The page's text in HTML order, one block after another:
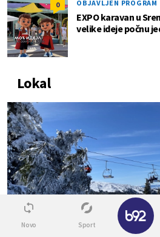
0 OBJAVLJEN PROGRAM
EXPO karavan u
velike ideje počnu
Lokal
Novo Sport
✕